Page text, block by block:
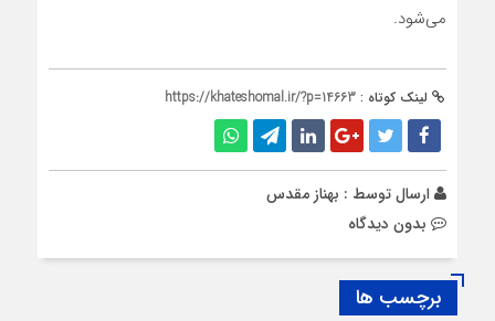
می‌شود.
لینک کوتاه : https://khateshomal.ir/?p=14663
ارسال توسط : بهناز مقدس
بدون دیدگاه
برچسب ها